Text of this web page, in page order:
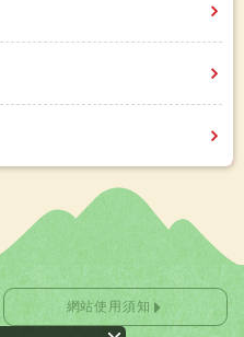
網站使用須知